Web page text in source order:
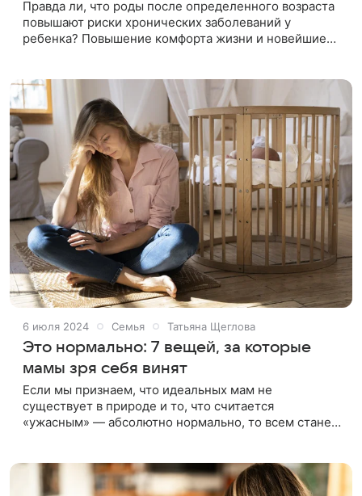
Правда ли, что роды после определенного возраста
повышают риски хронических заболеваний у
ребенка? Повышение комфорта жизни и новейшие
6 июля 2024 Семья Татьяна Щеглова
Это нормально: 7 вещей, за которые
мамы зря себя винят
Если мы признаем, что идеальных мам не
существует в природе и то, что считается
«ужасным» — абсолютно нормально, то всем станет